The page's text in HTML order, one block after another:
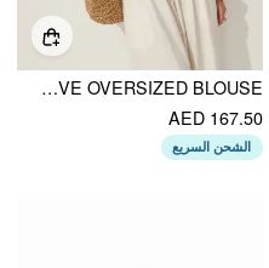
LINEN-BLEND V-NECK DRAWSTRING PUFF MIDDLE SLEEVE OVERSIZED BLOUSE
AED 167.50
الشحن السريع